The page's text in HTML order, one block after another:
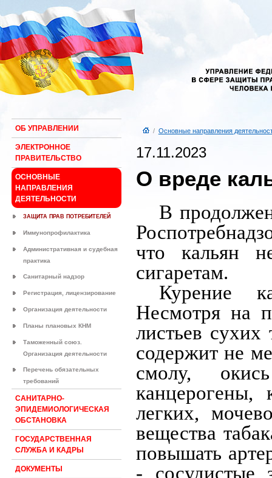
ОБ УПРАВЛЕНИИ
ЭЛЕКТРОННОЕ
ПРАВИТЕЛЬСТВО
ОСНОВНЫЕ
НАПРАВЛЕНИЯ
ДЕЯТЕЛЬНОСТИ
ЗАЩИТА ПРАВ ПОТРЕБИТЕЛЕЙ
Иммунопрофилактика
Административная и судебная
практика
Санитарный надзор
Регистрация, лицензирование
Организация деятельности
Планы плановых КНМ
Таможенный союз.
Организация деятельности
Перечень обязательных
требований
САНИТАРНО-
ЭПИДЕМИОЛОГИЧЕСКАЯ
ОБСТАНОВКА
ГОСУДАРСТВЕННАЯ
СЛУЖБА И КАДРЫ
ДОКУМЕНТЫ
/ Основные направления
17.11.2023
О вреде
В
что кальян
сигаретам.
Курение
Несмотря на
листьев
содержит не
смолу,
канцерогены,
легких,
вещества
повышать
- сосудистые